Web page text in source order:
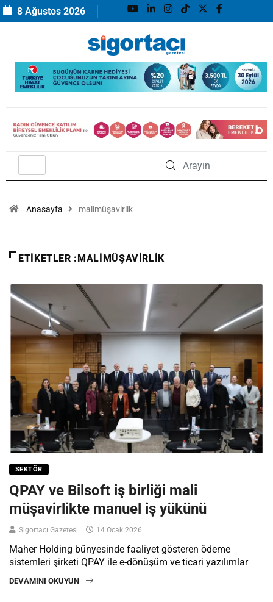
8 Ağustos 2026
Anasayfa malimüşavirlik
ETIKETLER :MALIMÜŞAVIRLIK
SEKTÖR
QPAY ve Bilsoft iş birliği mali
müşavirlikte manuel iş yükünü
Sigortacı Gazetesi 14 Ocak 2026
Maher Holding bünyesinde faaliyet gösteren ödeme
sistemleri şirketi QPAY ile e-dönüşüm ve ticari yazılımlar
DEVAMINI OKUYUN